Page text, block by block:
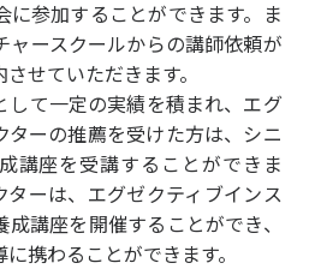
に参加することができます。ま
ャースクールからの講師依頼が
せていただきます。
して一定の実績を積まれ、エグ
ターの推薦を受けた方は、シニ
講座を受講することができま
ターは、エグゼクティブインス
講座を開催することができ、
携わることができます。